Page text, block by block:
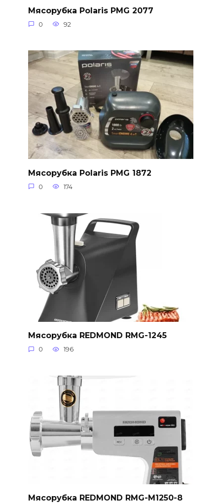
Мясорубка Polaris PMG 2077
0 92
Мясорубка Polaris PMG 1872
0 174
Мясорубка REDMOND RMG-1245
0 196
Мясорубка REDMOND RMG-M1250-8